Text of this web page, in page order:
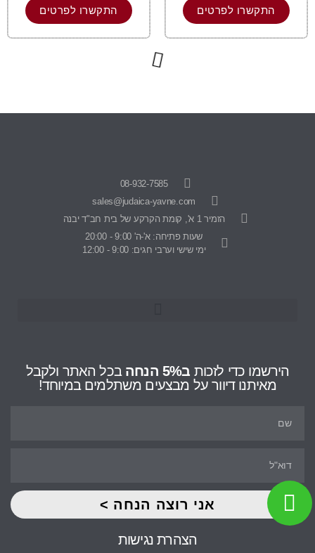
התקשרו לפרטים התקשרו לפרטים
08-932-7585
sales@judaica-yavne.com
הזמיר 1 א', קומת הקרקע של בית חב"ד יבנה
שעות פתיחה: א'-ה' 9:00 - 20:00
ימי שישי וערבי חגים: 9:00 - 12:00
הירשמו כדי לזכות ב5% הנחה
בכל האתר ולקבל
מאיתנו דיוור על מבצעים משתלמים במיוחד!
אני רוצה הנחה >
הצהרת נגישות